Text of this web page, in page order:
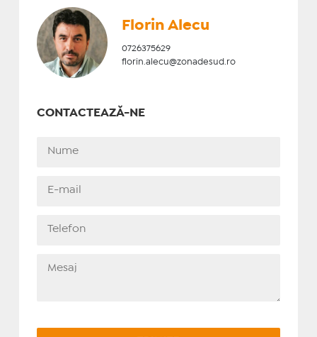
Florin Alecu
0726375629
florin.alecu@zonadesud.ro
CONTACTEAZĂ-NE